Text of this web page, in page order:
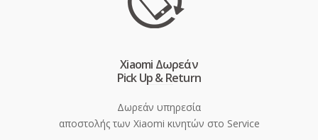
Xiaomi Δωρεάν
Pick Up & Return
Δωρεάν υπηρεσία
αποστολής των Xiaomi κινητών στο Service